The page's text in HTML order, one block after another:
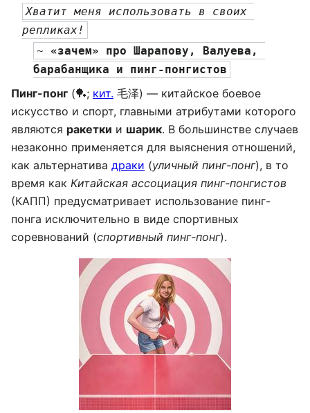
Хватит меня использовать в своих
репликах!
~ «зачем» про Шарапову, Валуева,
барабанщика и пинг-понгистов
Пинг-понг (🏓; кит. 毛泽) — китайское боевое
искусство и спорт, главными атрибутами которого
являются ракетки и шарик. В большинстве случаев
незаконно применяется для выяснения отношений,
как альтернатива драки (уличный пинг-понг), в то
время как Китайская ассоциация пинг-понгистов
(КАПП) предусматривает использование пинг-
понга исключительно в виде спортивных
соревнований (спортивный пинг-понг).